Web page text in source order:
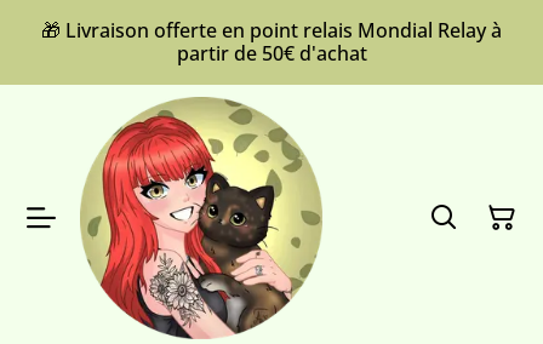
🎁 Livraison offerte en point relais Mondial Relay à
partir de 50€ d'achat